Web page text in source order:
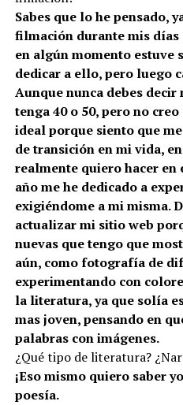
Sabes que lo he pensado,
filmación durante mis
en algún momento estuve
dedicar a ello, pero luego
Aunque nunca debes decir
tenga 40 o 50, pero no
ideal porque siento que
de transición en mi vida,
realmente quiero hacer
año me he dedicado a
exigiéndome a mi misma.
actualizar mi sitio web
nuevas que tengo que
aún, como fotografía de
experimentando con
la literatura, ya que solía
mas joven, pensando en
palabras con imágenes.
¿Qué tipo de literatura?
¡Eso mismo quiero saber
poesía.